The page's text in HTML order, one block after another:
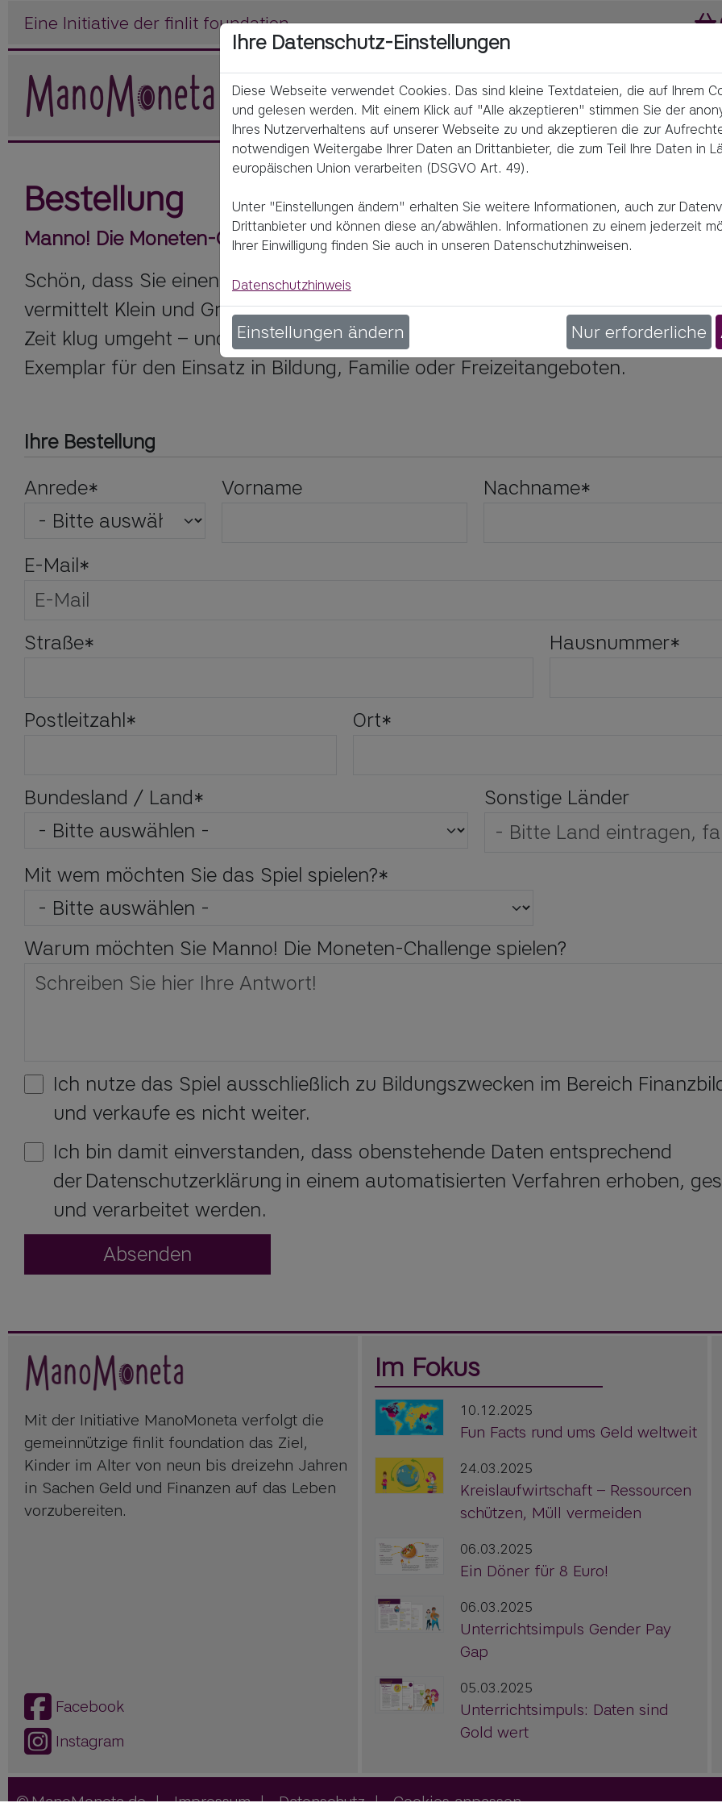
Eine Initiative der finlit foundation
Bestellung
Manno! Die Moneten-Challenge
Schön, dass Sie einen Beitrag zur Finanzbildung leisten möchten! Das
vermittelt Klein und Groß ab 9 Jahren auf spielerische Weise, wie man mit
Zeit klug umgeht – und was echte Zufriedenheit bedeutet. Bestellen Sie hier
Exemplar für den Einsatz in Bildung, Familie oder Freizeitangeboten.
Ihre Bestellung
Anrede* Vorname Nachname*
E-Mail*
Straße* Hausnummer*
Postleitzahl* Ort*
Bundesland / Land* Sonstige Länder
Mit wem möchten Sie das Spiel spielen?*
Warum möchten Sie Manno! Die Moneten-Challenge spielen?
Ich nutze das Spiel ausschließlich zu Bildungszwecken im Bereich
und verkaufe es nicht weiter.
Ich bin damit einverstanden, dass obenstehende Daten entsprechend
der Datenschutzerklärung in einem automatisierten Verfahren erhoben,
und verarbeitet werden.
Absenden
Mit der Initiative ManoMoneta verfolgt die
gemeinnützige finlit foundation das Ziel,
Kinder im Alter von neun bis dreizehn Jahren
in Sachen Geld und Finanzen auf das Leben
vorzubereiten.
Facebook
Instagram
Im Fokus
10.12.2025
Fun Facts rund ums Geld weltweit
24.03.2025
Kreislaufwirtschaft – Ressourcen
schützen, Müll vermeiden
06.03.2025
Ein Döner für 8 Euro!
06.03.2025
Unterrichtsimpuls Gender Pay
Gap
05.03.2025
Unterrichtsimpuls: Daten sind
Gold wert
ManoMoneta.de|Impressum|Datenschutz|Cookies anpassen
Ihre Datenschutz-Einstellungen
Diese Webseite verwendet Cookies. Das sind kleine Textdateien, die auf Ihrem
und gelesen werden. Mit einem Klick auf "Alle akzeptieren" stimmen Sie der
Ihres Nutzerverhaltens auf unserer Webseite zu und akzeptieren die zur
notwendigen Weitergabe Ihrer Daten an Drittanbieter, die zum Teil Ihre Daten in
europäischen Union verarbeiten (DSGVO Art. 49).
Unter "Einstellungen ändern" erhalten Sie weitere Informationen, auch zur
Drittanbieter und können diese an/abwählen. Informationen zu einem jederzeit
Ihrer Einwilligung finden Sie auch in unseren Datenschutzhinweisen.
Datenschutzhinweis
Einstellungen ändern Nur erforderliche